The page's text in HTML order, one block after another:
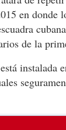
en donde
de la
está instalada